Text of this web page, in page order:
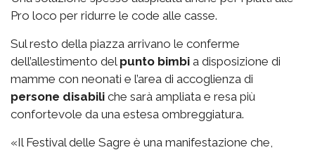
Pro loco per ridurre le code alle casse.
Sul resto della piazza arrivano le conferme
dell’allestimento del punto bimbi a disposizione di
mamme con neonati e l’area di accoglienza di
persone disabili che sarà ampliata e resa più
confortevole da una estesa ombreggiatura.
«Il Festival delle Sagre è una manifestazione che,